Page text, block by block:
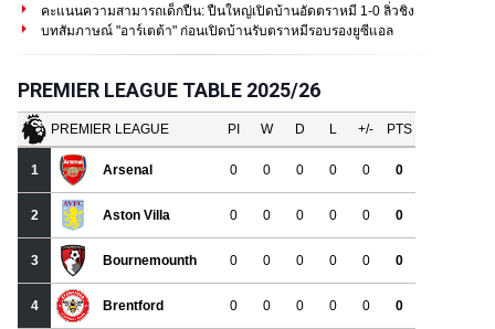
คะแนนความสามารถเด็กปืน: ปืนใหญ่เปิดบ้านอัดตราหมี 1-0 ลิ่วชิง
บทสัมภาษณ์ "อาร์เตต้า" ก่อนเปิดบ้านรับตราหมีรอบรองยูซีแอล
PREMIER LEAGUE TABLE 2025/26